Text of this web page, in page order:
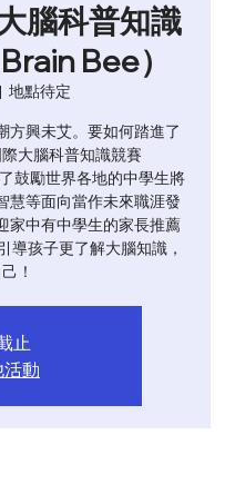
腦科普知識
Bee）
地點待定
方興未艾。要如何踏進了
大腦科普知識競賽
鼓勵世界各地的中學生將
慧等面向當作未來職涯發
家中有中學生的家長推薦
導孩子更了解大腦知識，
！
止
動